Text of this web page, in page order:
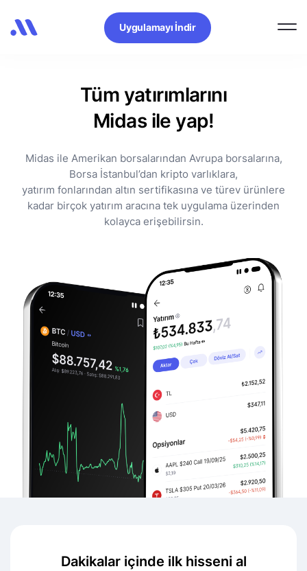
Uygulamayı İndir
Tüm yatırımlarını
Midas ile yap!
Midas ile Amerikan borsalarından Avrupa borsalarına,
Borsa İstanbul’dan kripto varlıklara,
yatırım fonlarından altın sertifikasına ve türev ürünlere
kadar birçok yatırım aracına tek uygulama üzerinden
kolayca erişebilirsin.
Dakikalar içinde ilk hisseni al